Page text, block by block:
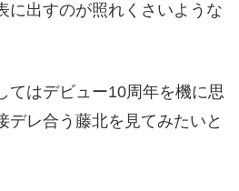
に出すのが照れくさいような
てはデビュー10周年を機に思
デレ合う藤北を見てみたいと